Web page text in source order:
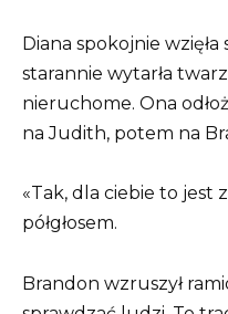
Diana spokojnie
starannie wytarła
nieruchome. Ona
na Judith, potem na
«Tak, dla ciebie to jest
półgłosem.
Brandon wzruszył